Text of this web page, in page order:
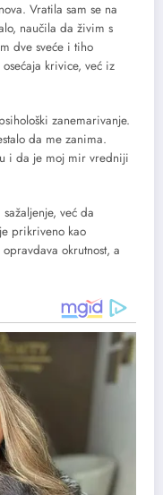
Vratila sam se na
naučila da živim s
dve sveće i tiho
krivice, već iz
zanemarivanje.
da me zanima.
i da je moj mir vredniji
već da
prikriveno kao
okrutnost, a